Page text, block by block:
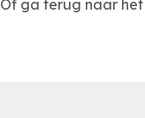
Of ga terug naar het